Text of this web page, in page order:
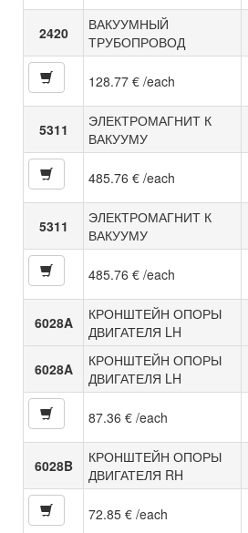
2420
ВАКУУМНЫЙ
ТРУБОПРОВОД
128.77 € /each
5311
ЭЛЕКТРОМАГНИТ К
ВАКУУМУ
485.76 € /each
5311
ЭЛЕКТРОМАГНИТ К
ВАКУУМУ
485.76 € /each
6028A
КРОНШТЕЙН ОПОРЫ
ДВИГАТЕЛЯ LH
6028A
КРОНШТЕЙН ОПОРЫ
ДВИГАТЕЛЯ LH
87.36 € /each
6028B
КРОНШТЕЙН ОПОРЫ
ДВИГАТЕЛЯ RH
72.85 € /each